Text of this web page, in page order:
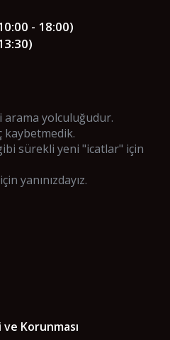
- 18:00)
yolculuğudur.
kaybetmedik.
sürekli yeni "icatlar" için
yanınızdayız.
Korunması